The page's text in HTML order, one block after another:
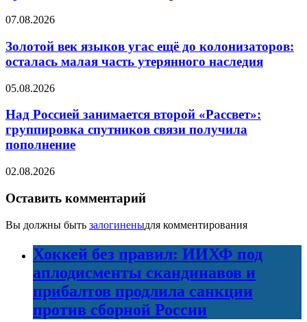
07.08.2026
Золотой век языков угас ещё до колонизаторов:
осталась малая часть утерянного наследия
05.08.2026
Над Россией занимается второй «Рассвет»:
группировка спутников связи получила
пополнение
02.08.2026
Оставить комментарий
Вы должны быть залогиненыдля комментирования
Хоккей без правил: ИИХФ под
аплодисменты скандинавов и
прибалтов продлила санкции
против сборной России